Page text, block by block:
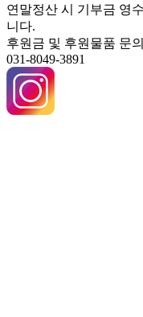
연말정산 시 기부금 영
니다.
후원금 및 후원물품 문의
031-8049-3891